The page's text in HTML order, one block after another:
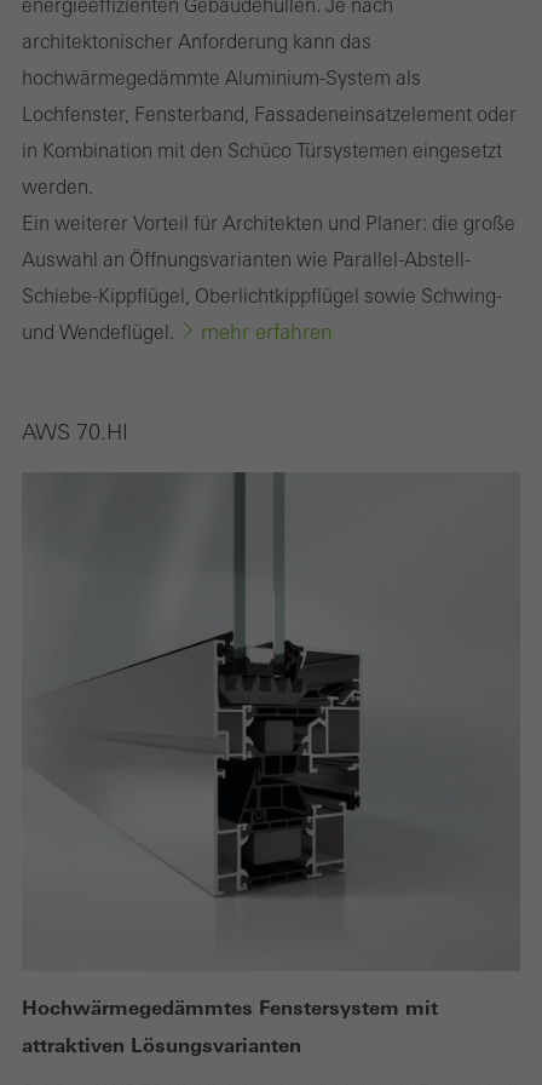
architektonischer Anforderung kann das
hochwärmegedämmte Aluminium-System als
Lochfenster, Fensterband, Fassadeneinsatzelement oder
in Kombination mit den Schüco Türsystemen eingesetzt
werden.
Ein weiterer Vorteil für Architekten und Planer: die große
Auswahl an Öffnungsvarianten wie Parallel-Abstell-
Schiebe-Kippflügel, Oberlichtkippflügel sowie Schwing-
und Wendeflügel.
mehr erfahren
AWS 70.HI
Hochwärmegedämmtes Fenstersystem mit
attraktiven Lösungsvarianten